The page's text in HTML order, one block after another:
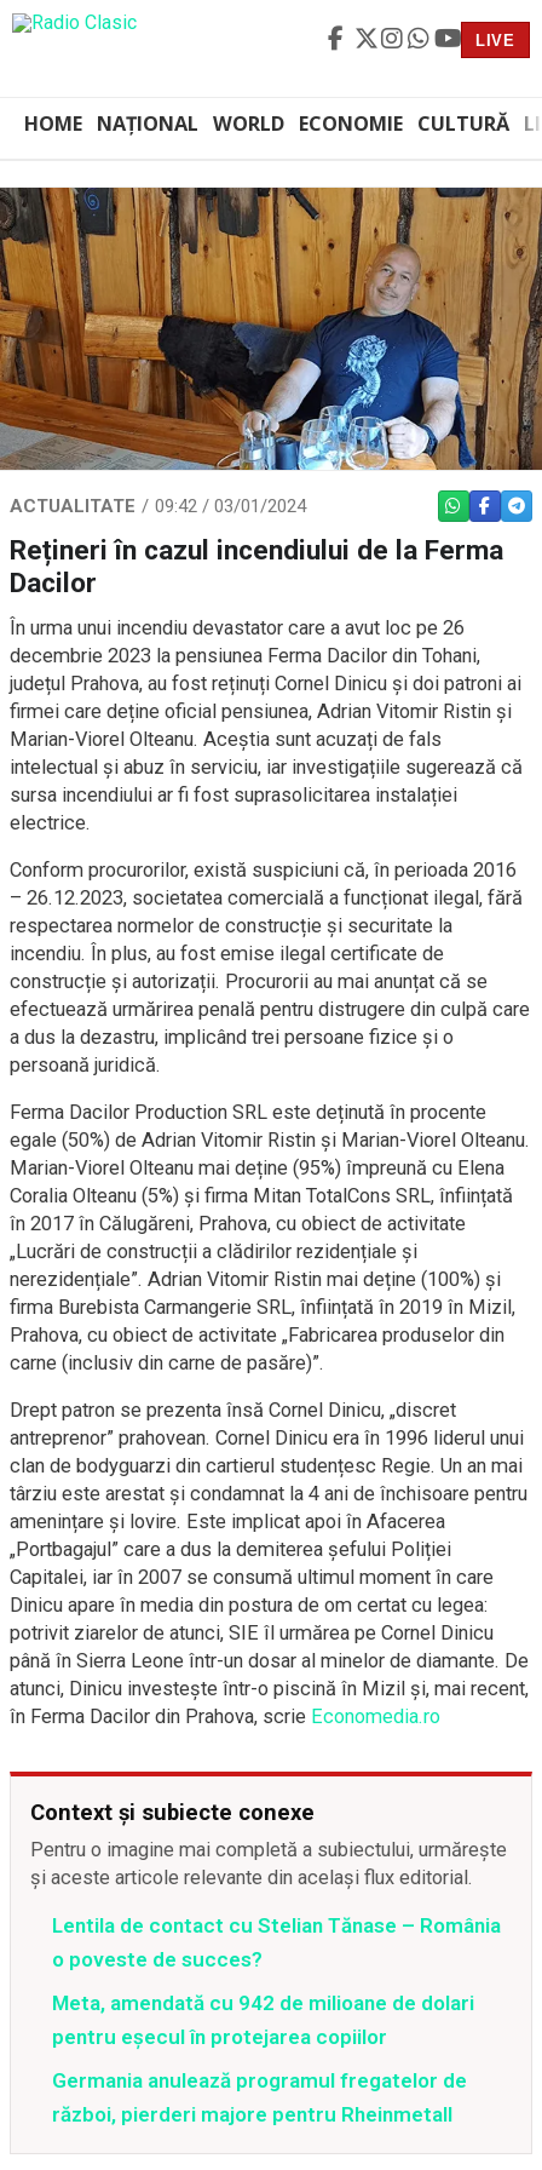
LIVE
HOME NAȚIONAL WORLD ECONOMIE CULTURĂ
ACTUALITATE 09:42 / 03/01/2024 WHATSAPP
Rețineri în cazul incendiului de la Ferma
Dacilor
În urma unui incendiu devastator care a avut loc pe 26
decembrie 2023 la pensiunea Ferma Dacilor din Tohani,
județul Prahova, au fost reținuți Cornel Dinicu și doi patroni ai
firmei care deține oficial pensiunea, Adrian Vitomir Ristin și
Marian-Viorel Olteanu. Aceștia sunt acuzați de fals
intelectual și abuz în serviciu, iar investigațiile sugerează că
sursa incendiului ar fi fost suprasolicitarea instalației
electrice.
Conform procurorilor, există suspiciuni că, în perioada 2016
– 26.12.2023, societatea comercială a funcționat ilegal, fără
respectarea normelor de construcție și securitate la
incendiu. În plus, au fost emise ilegal certificate de
construcție și autorizații. Procurorii au mai anunțat că se
efectuează urmărirea penală pentru distrugere din culpă care
a dus la dezastru, implicând trei persoane fizice și o
persoană juridică.
Ferma Dacilor Production SRL este deținută în procente
egale (50%) de Adrian Vitomir Ristin și Marian-Viorel Olteanu.
Marian-Viorel Olteanu mai deține (95%) împreună cu Elena
Coralia Olteanu (5%) și firma Mitan TotalCons SRL, înființată
în 2017 în Călugăreni, Prahova, cu obiect de activitate
„Lucrări de construcții a clădirilor rezidențiale și
nerezidențiale”. Adrian Vitomir Ristin mai deține (100%) și
firma Burebista Carmangerie SRL, înființată în 2019 în Mizil,
Prahova, cu obiect de activitate „Fabricarea produselor din
carne (inclusiv din carne de pasăre)”.
Drept patron se prezenta însă Cornel Dinicu, „discret
antreprenor” prahovean. Cornel Dinicu era în 1996 liderul unui
clan de bodyguarzi din cartierul studențesc Regie. Un an mai
târziu este arestat și condamnat la 4 ani de închisoare pentru
amenințare și lovire. Este implicat apoi în Afacerea
„Portbagajul” care a dus la demiterea șefului Poliției
Capitalei, iar în 2007 se consumă ultimul moment în care
Dinicu apare în media din postura de om certat cu legea:
potrivit ziarelor de atunci, SIE îl urmărea pe Cornel Dinicu
până în Sierra Leone într-un dosar al minelor de diamante. De
atunci, Dinicu investește într-o piscină în Mizil și, mai recent,
în Ferma Dacilor din Prahova, scrie Economedia.ro
Context și subiecte conexe
Pentru o imagine mai completă a subiectului, urmărește
și aceste articole relevante din același flux editorial.
Lentila de contact cu Stelian Tănase – România
o poveste de succes?
Meta, amendată cu 942 de milioane de dolari
pentru eșecul în protejarea copiilor
Germania anulează programul fregatelor de
război, pierderi majore pentru Rheinmetall